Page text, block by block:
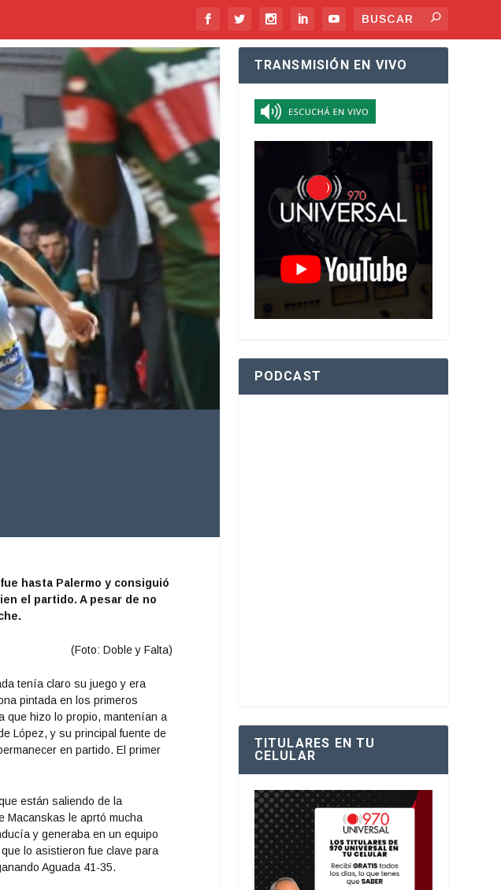
hasta Palermo y consiguió
el partido. A pesar de no
(Foto: Doble y Falta)
tenía claro su juego y era
pintada en los primeros
que hizo lo propio, mantenían a
López, y su principal fuente de
en partido. El primer
están saliendo de la
Macanskas le aprtó mucha
y generaba en un equipo
lo asistieron fue clave para
Aguada 41-35.
TRANSMISIÓN EN VIVO
PODCAST
TITULARES EN TU
CELULAR